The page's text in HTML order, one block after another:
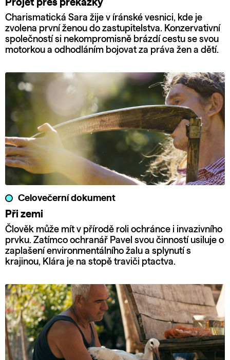
Projet přes překážky
Charismatická Sara žije v íránské vesnici, kde je
zvolena první ženou do zastupitelstva. Konzervativní
společností si nekompromisně brázdí cestu se svou
motorkou a odhodláním bojovat za práva žen a dětí.
Celovečerní dokument
Při zemi
Člověk může mít v přírodě roli ochránce i invazivního
prvku. Zatímco ochranář Pavel svou činností usiluje o
zaplašení environmentálního žalu a splynutí s
krajinou, Klára je na stopě traviči ptactva.